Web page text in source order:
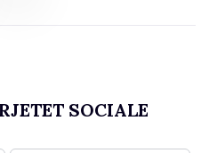
SOCIALE